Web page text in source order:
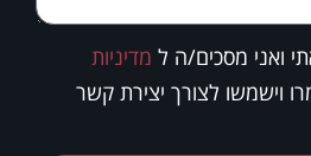
ואני מסכים/ה ל מדיניות
וישמשו לצורך יצירת קשר